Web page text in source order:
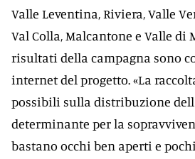
Valle Leventina, Riviera, Valle
Val Colla, Malcantone e Valle di
risultati della campagna sono
internet del progetto. «La
possibili sulla distribuzione
determinante per la
bastano occhi ben aperti e